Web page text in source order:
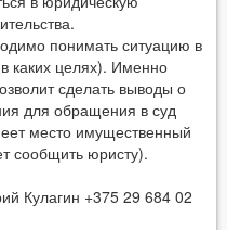
понимать ситуацию в
каких целях). Именно
сделать выводы о
для обращения в суд
место имущественный
сообщить юристу).
+375 29 684 02